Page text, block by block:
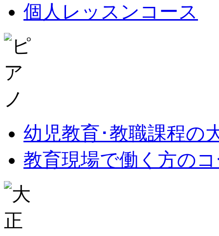
個人レッスンコース
幼児教育･教職課程の
教育現場で働く方の